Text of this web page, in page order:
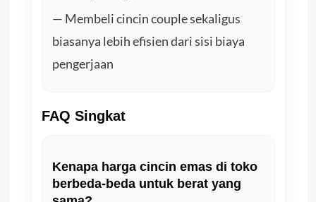
— Membeli cincin couple sekaligus
biasanya lebih efisien dari sisi biaya
pengerjaan
FAQ Singkat
Kenapa harga cincin emas di toko
berbeda-beda untuk berat yang